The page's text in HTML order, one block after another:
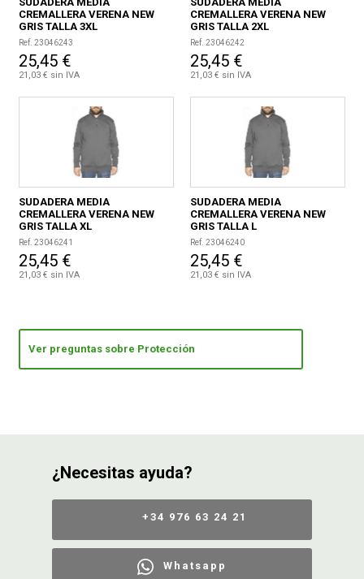
CREMALLERA VERENA NEW
GRIS TALLA 3XL
Ref. 23046243
25,45 €
21,03 € sin IVA
CREMALLERA VERENA NEW
GRIS TALLA 2XL
Ref. 23046242
25,45 €
21,03 € sin IVA
SUDADERA MEDIA
CREMALLERA VERENA NEW
GRIS TALLA XL
Ref. 23046241
25,45 €
21,03 € sin IVA
SUDADERA MEDIA
CREMALLERA VERENA NEW
GRIS TALLA L
Ref. 23046240
25,45 €
21,03 € sin IVA
Ver preguntas sobre Protección
¿Necesitas ayuda?
+34 976 63 24 21
Whatsapp